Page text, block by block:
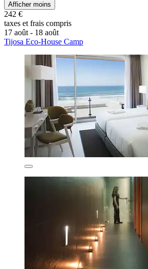
Afficher moins
242 €
taxes et frais compris
17 août - 18 août
Tijosa Eco-House Camp